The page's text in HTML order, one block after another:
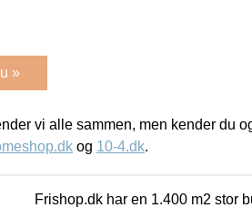
»
vi alle sammen, men kender du
og 10-4.dk.
Frishop.dk har en 1.400 m2 stor